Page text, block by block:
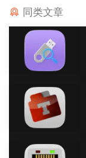
同类文章